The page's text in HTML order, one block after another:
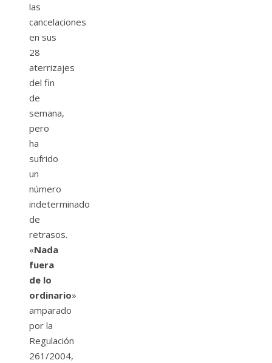
las
cancelaciones
en sus
28
aterrizajes
del fin
de
semana,
pero
ha
sufrido
un
número
indeterminado
de
retrasos.
«Nada
fuera
de lo
ordinario»
amparado
por la
Regulación
261/2004,